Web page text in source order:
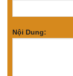
Nội Dung: